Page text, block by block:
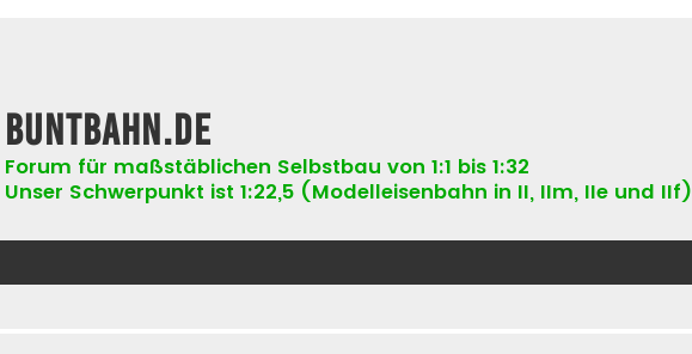
buntbahn.de
Forum für maßstäblichen Selbstbau von 1:1 bis 1:32
Unser Schwerpunkt ist 1:22,5 (Modelleisenbahn in II, IIm, IIe und IIf)